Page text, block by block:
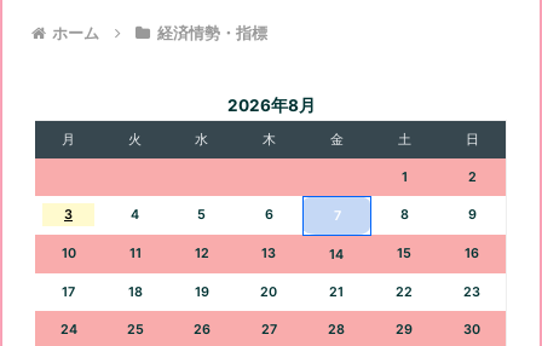
ホーム 経済情勢・指標
2026年8月
月 火 水 木 金 土 日
1 2
3 4 5 6 7 8 9
10 11 12 13 14 15 16
17 18 19 20 21 22 23
24 25 26 27 28 29 30